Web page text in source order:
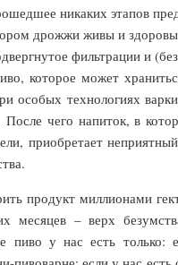
никаких этапов
дрожжи живы и
фильтрации и
которое может
особых технологиях
чего напиток, в
приобретает
продукт миллионами
месяцев – верх
пиво у нас есть